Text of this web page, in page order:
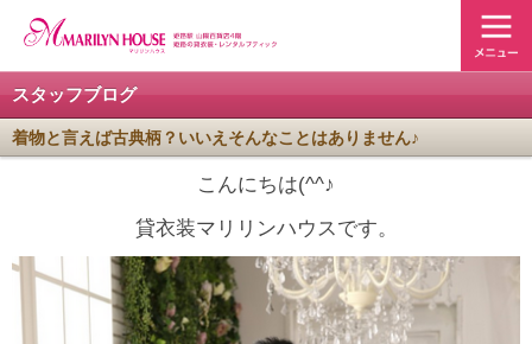
スタッフブログ
着物と言えば古典柄？いいえそんなことはありません♪
こんにちは(^^♪
貸衣装マリリンハウスです。